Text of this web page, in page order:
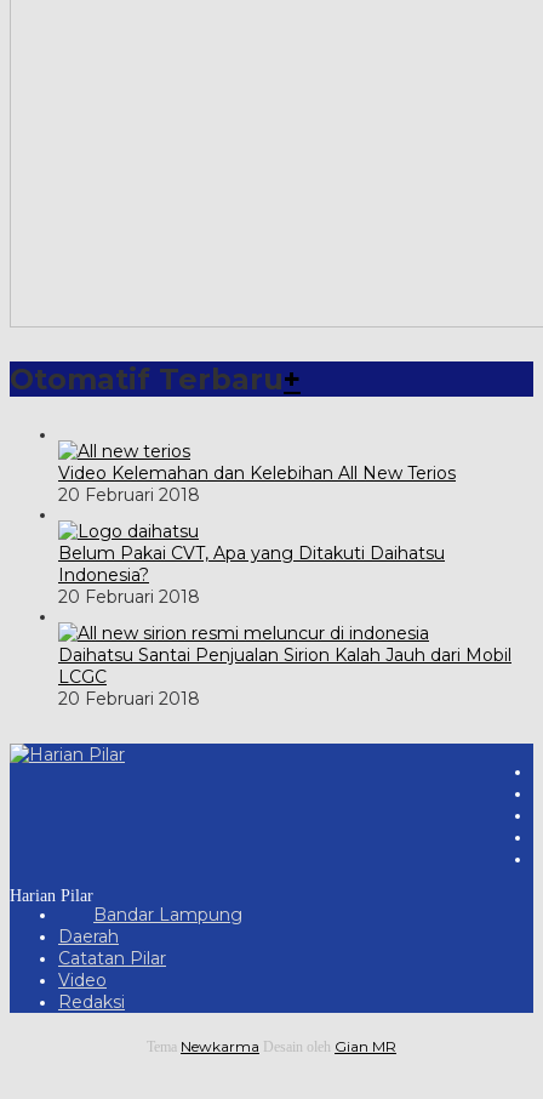
Otomatif Terbaru+
Video Kelemahan dan Kelebihan All New Terios
20 Februari 2018
Belum Pakai CVT, Apa yang Ditakuti Daihatsu
Indonesia?
20 Februari 2018
Daihatsu Santai Penjualan Sirion Kalah Jauh dari Mobil
LCGC
20 Februari 2018
Harian Pilar
Bandar Lampung
Daerah
Catatan Pilar
Video
Redaksi
Tema Newkarma Desain oleh Gian MR